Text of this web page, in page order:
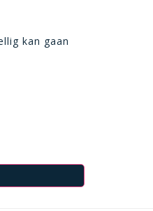
kan gaan